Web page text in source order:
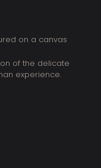
on a canvas
of the delicate
experience.